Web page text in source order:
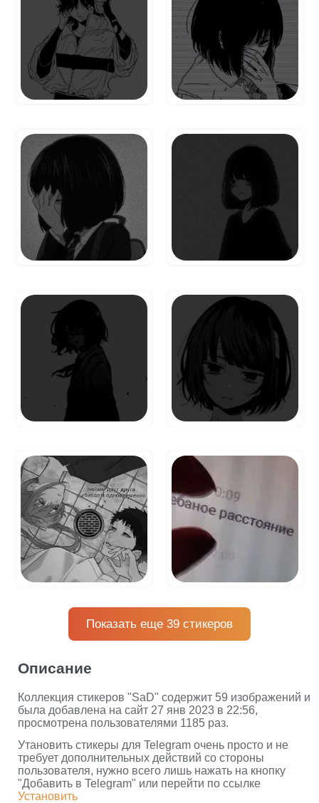
Показать еще 39 стикеров
Описание
Коллекция стикеров "SaD" содержит 59 изображений и
была добавлена на сайт 27 янв 2023 в 22:56,
просмотрена пользователями 1185 раз.
Утановить стикеры для Telegram очень просто и не
требует дополнительных действий со стороны
пользователя, нужно всего лишь нажать на кнопку
"Добавить в Telegram" или перейти по ссылке
Установить